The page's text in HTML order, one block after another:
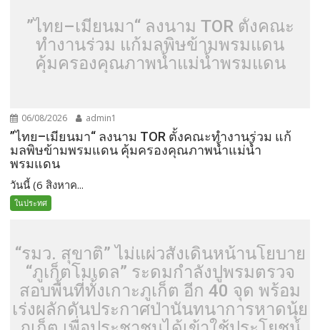
”ไทย–เมียนมา“ ลงนาม TOR ตั้งคณะ
ทำงานร่วม แก้มลพิษข้ามพรมแดน
คุ้มครองคุณภาพน้ำแม่น้ำพรมแดน
06/08/2026 admin1
”ไทย–เมียนมา“ ลงนาม TOR ตั้งคณะทำงานร่วม แก้
มลพิษข้ามพรมแดน คุ้มครองคุณภาพน้ำแม่น้ำ
พรมแดน
วันนี้ (6 สิงหาค...
ในประทศ
“รมว. สุขาติ” ไม่แผ่วสั่งเดินหน้านโยบาย
“ภูเก็ตโมเดล” ระดมกำลังปูพรมตรวจ
สอบพื้นที่ทั้งเกาะภูเก็ต อีก 40 จุด พร้อม
เร่งผลักดันประกาศป่านันทนาการหาดนุ้ย